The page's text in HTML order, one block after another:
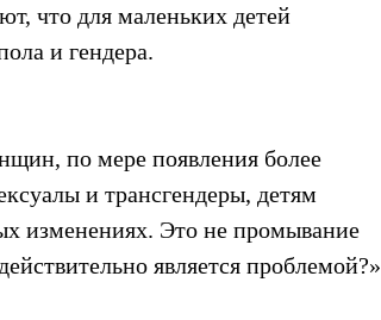
что для маленьких детей
и гендера.
по мере появления более
и трансгендеры, детям
изменениях. Это не промывание
является проблемой?»